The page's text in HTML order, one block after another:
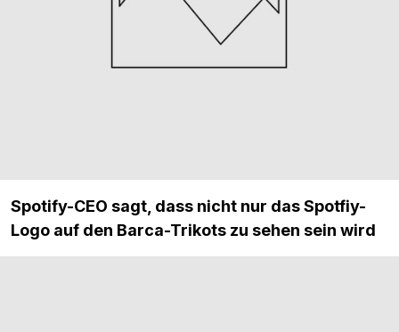
Spotify-CEO sagt, dass nicht nur das Spotfiy-
Logo auf den Barca-Trikots zu sehen sein wird